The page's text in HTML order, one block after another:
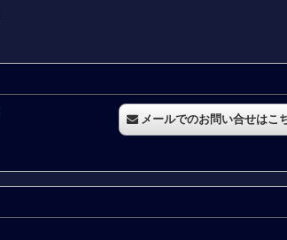
メールでのお問い合せはこ